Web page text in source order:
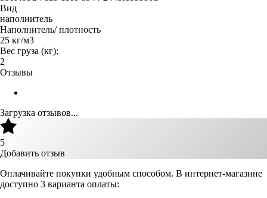
Вид
наполнитель
Наполнитель/ плотность
25 кг/м3
Вес груза (кг):
2
Отзывы
Загрузка отзывов...
5
Добавить отзыв
Оплачивайте покупки удобным способом. В интернет-магазине
доступно 3 варианта оплаты: